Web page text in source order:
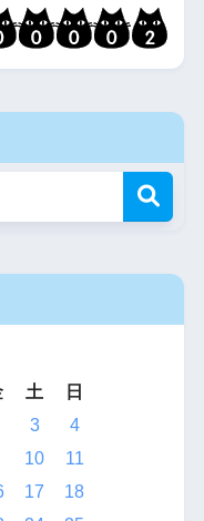
土
日
3
4
10
11
17
18